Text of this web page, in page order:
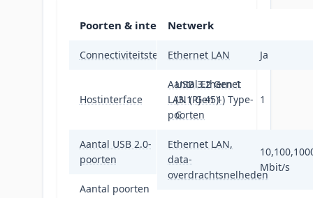
Poorten & interfaces
Connectiviteitstechnologie
Bedraad
Hostinterface
USB 3.2 Gen 1
(3.1 Gen 1) Type-
C
Aantal USB 2.0-
poorten
2
Aantal poorten
Netwerk
Ethernet LAN Ja
Aantal Ethernet
LAN (RJ-45)-
poorten
1
Ethernet LAN,
data-
overdrachtsnelheden
Mbit/s